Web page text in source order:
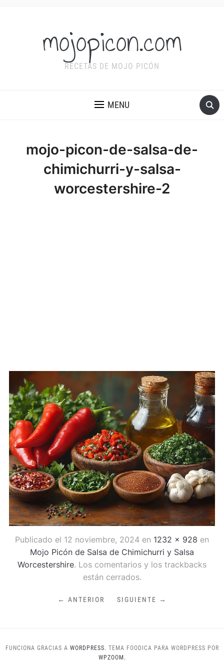
mojopicon.com
RECETAS DE MOJO PICÓN
MENU
mojo-picon-de-salsa-de-
chimichurri-y-salsa-
worcestershire-2
Publicado el 12 noviembre, 2024 en 1232 × 928 en
Mojo Picón de Salsa de Chimichurri y Salsa
Worcestershire. Los comentarios y los trackbacks
están cerrados.
← ANTERIOR SIGUIENTE →
FUNCIONA GRACIAS A WORDPRESS. TEMA FOODICA PARA WORDPRESS POR
WPZOOM.